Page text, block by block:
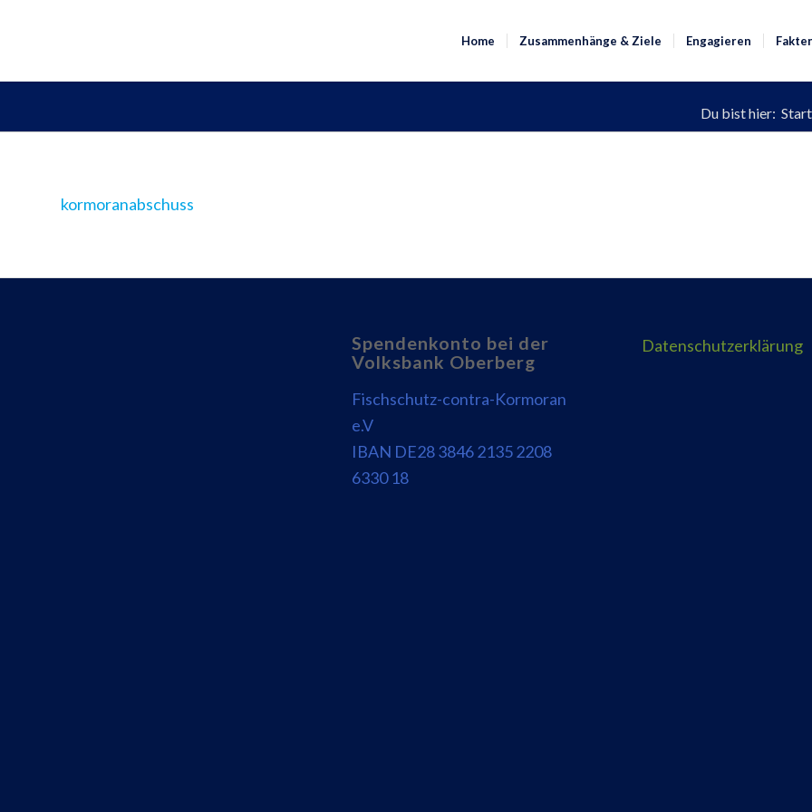
Home Zusammenhänge & Ziele Engagieren
Du bist hier:
kormoranabschuss
Spendenkonto bei der
Volksbank Oberberg
Fischschutz-contra-Kormoran
e.V
IBAN DE28 3846 2135 2208
6330 18
Datenschutzerklärung